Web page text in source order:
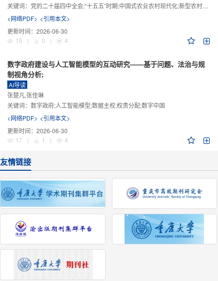
关键词： 党的二十届四中全会;“十五五”时期;中国式农业农村现代化;新型农村集体经济;城乡融合发展;新质生产力
<网络PDF> <引用本文>
更新时间： 2026-06-30
15
| 0 | 4
数字政府建设与人工智能模型的互动研究——基于问题、法治与规
制视角分析;
AI导读
张楚凡,张佳琳
关键词： 数字政府;人工智能模型;数据主权;权责分配;数字中国
<网络PDF> <引用本文>
更新时间： 2026-06-30
17
| 1 | 4
友情链接